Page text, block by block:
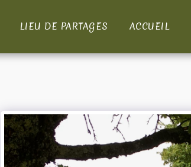
LIEU DE PARTAGES ACCUEIL